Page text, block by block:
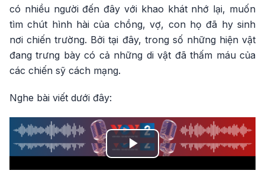
có nhiều người đến đây với khao khát nhớ lại, muốn
tìm chút hình hài của chồng, vợ, con họ đã hy sinh
nơi chiến trường. Bởi tại đây, trong số những hiện vật
đang trưng bày có cả những di vật đã thấm máu của
các chiến sỹ cách mạng.
Nghe bài viết dưới đây:
Play